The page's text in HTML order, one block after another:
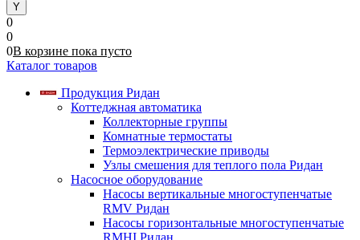
0
0
0В корзине пока пусто
Каталог товаров
Продукция Ридан
Коттеджная автоматика
Коллекторные группы
Комнатные термостаты
Термоэлектрические приводы
Узлы смешения для теплого пола Ридан
Насосное оборудование
Насосы вертикальные многоступенчатые
RMV Ридан
Насосы горизонтальные многоступенчатые
RMHI Ридан